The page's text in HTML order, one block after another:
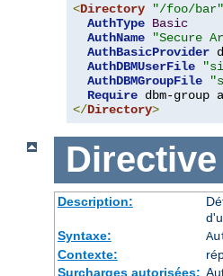
<Directory "/foo/bar"
AuthType Basic
AuthName
"Secure
AuthBasicProvider
AuthDBMUserFile
AuthDBMGroupFile
Require
</Directory>
Directive
Description:
Syntaxe:
Contexte:
Surcharges autorisées: